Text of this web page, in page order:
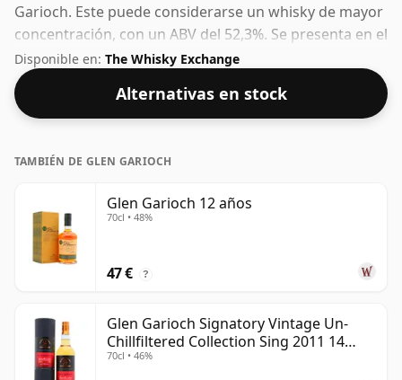
Garioch. Este puede considerarse un whisky de mayor
concentración, con un ABV del 52,3%. Se presenta en el
tamaño de embotellado habitual de 70 cl.
Disponible en: The Whisky Exchange
Alternativas en stock
TAMBIÉN DE GLEN GARIOCH
Glen Garioch 12 años
70cl • 48%
47 € ?
Glen Garioch Signatory Vintage Un-
Chillfiltered Collection Sing 2011 14
años
70cl • 46%